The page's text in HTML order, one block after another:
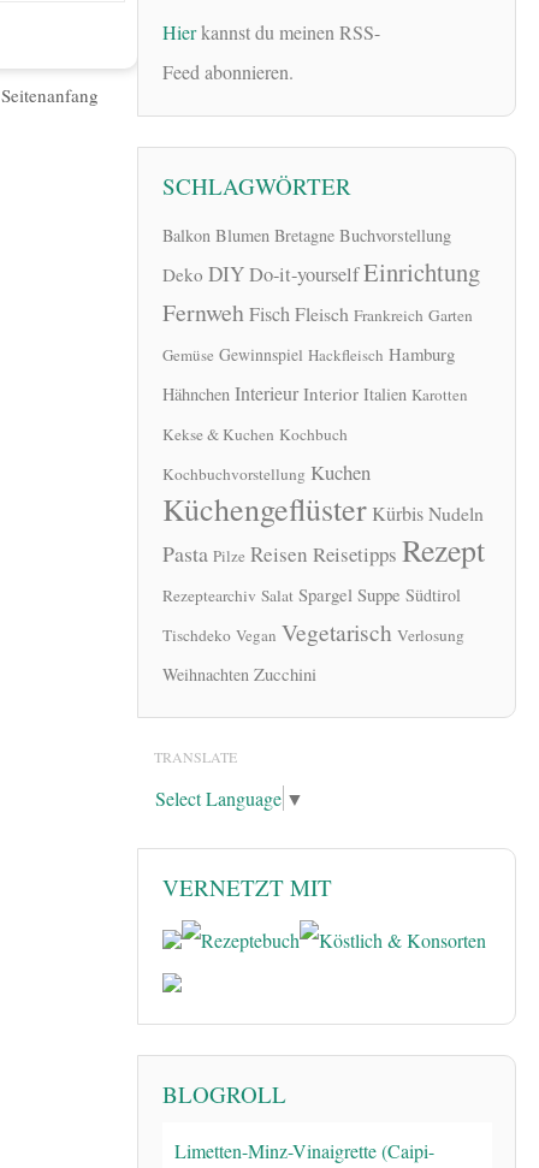
Seitenanfang
Hierkannst du meinen RSS-
Feed abonnieren.
SCHLAGWÖRTER
Balkon Blumen Bretagne Buchvorstellung
Deko DIYDo-it-yourselfEinrichtung
FernwehFischFleisch Frankreich Garten
Gemüse Gewinnspiel Hackfleisch Hamburg
Hähnchen Interieur Interior Italien Karotten
Kekse & Kuchen Kochbuch
Kochbuchvorstellung Kuchen
Küchengeflüster KürbisNudeln
Pasta Pilze Reisen Reisetipps Rezept
Rezeptearchiv Salat Spargel Suppe Südtirol
Tischdeko Vegan Vegetarisch Verlosung
Weihnachten Zucchini
TRANSLATE
Select Language ▼
VERNETZT MIT
BLOGROLL
Limetten-Minz-Vinaigrette (Caipi-